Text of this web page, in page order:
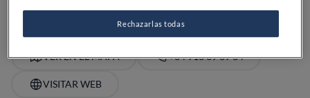
VER EN EL MAPA +34 916 39 39 34
VISITAR WEB
Rechazarlas todas